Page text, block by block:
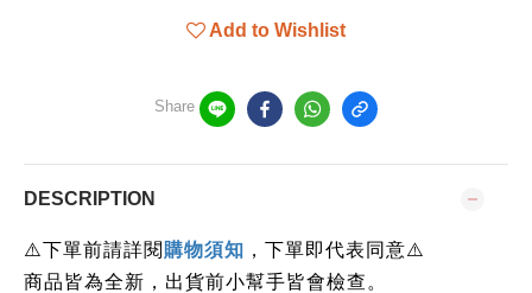
Add to Wishlist
Share
DESCRIPTION
⚠️下單前請詳閱購物須知 ，下單即代表同意⚠️
商品皆為全新，出貨前小幫手皆會檢查。